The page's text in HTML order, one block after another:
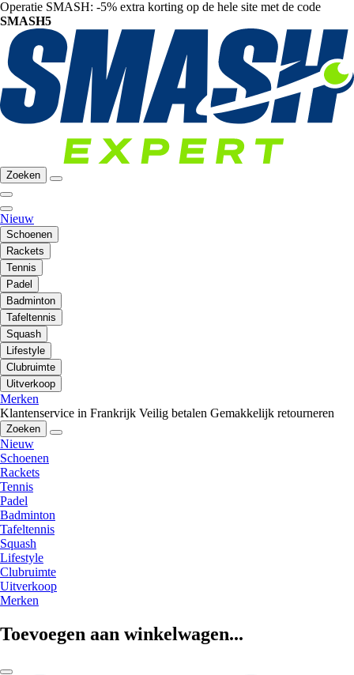
Operatie SMASH: -5% extra korting op de hele site met de code
SMASH5
Zoeken
Nieuw
Schoenen
Rackets
Tennis
Padel
Badminton
Tafeltennis
Squash
Lifestyle
Clubruimte
Uitverkoop
Merken
Klantenservice in Frankrijk Veilig betalen Gemakkelijk retourneren
Zoeken
Nieuw
Schoenen
Rackets
Tennis
Padel
Badminton
Tafeltennis
Squash
Lifestyle
Clubruimte
Uitverkoop
Merken
Toevoegen aan winkelwagen...